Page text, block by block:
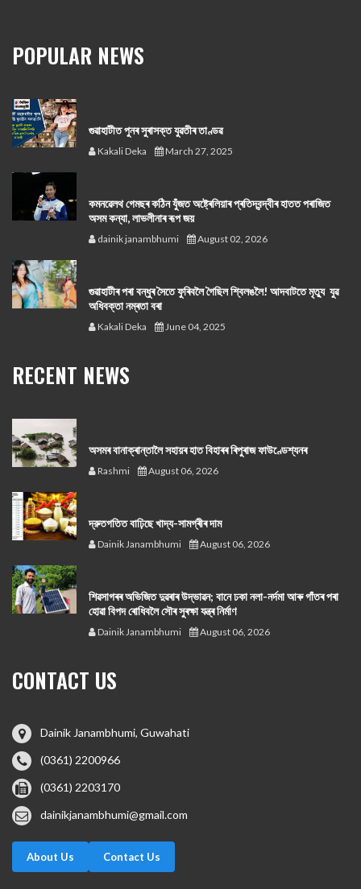
POPULAR NEWS
গুৱাহাটীত পুনৰ সুৰাসক্ত যুৱতীৰ তাণ্ডৱ
Kakali Deka March 27, 2025
কমনৱেলথ গেমছৰ কঠিন যুঁজত অষ্ট্ৰেলিয়াৰ প্ৰতিদ্বন্দ্বীৰ হাতত পৰাজিত
অসম কন্যা, লাভলীনাৰ ৰূপ জয়
dainik janambhumi August 02, 2026
গুৱাহাটীৰ পৰা বন্ধুৰ সৈতে ফুৰিবলৈ গৈছিল শ্বিলঙলৈ! আদবাটতে মৃত্যু যুৱ
অধিবক্তা নম্ৰতা বৰা
Kakali Deka June 04, 2025
RECENT NEWS
অসমৰ বানাক্ৰান্তালৈ সহায়ৰ হাত বিহাৰৰ ৰিপুৰাজ ফাউণ্ডেশ্যনৰ
Rashmi August 06, 2026
দ্রুতগতিত বাঢ়িছে খাদ্য-সামগ্ৰীৰ দাম
Dainik Janambhumi August 06, 2026
শিৱসাগৰৰ অভিজিত দুৱৰাৰ উদ্ভাৱন; বানে ঢকা নলা-নৰ্দমা আৰু গাঁতৰ পৰা
হোৱা বিপদ ৰোধিবলৈ সৌৰ সুৰক্ষা যন্ত্ৰ নিৰ্মাণ
Dainik Janambhumi August 06, 2026
CONTACT US
Dainik Janambhumi, Guwahati
(0361) 2200966
(0361) 2203170
dainikjanambhumi@gmail.com
About Us Contact Us